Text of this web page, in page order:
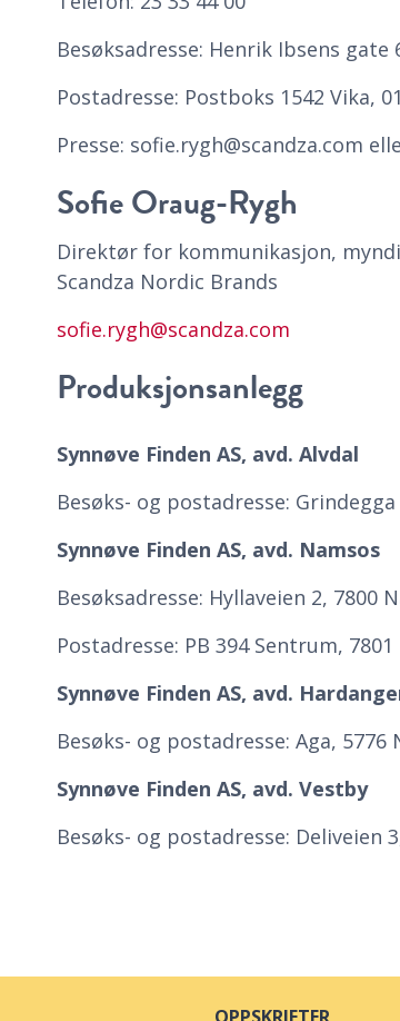
Besøksadresse: Henrik Ibsens gate
Postadresse: Postboks 1542 Vika,
Presse: sofie.rygh@scandza.com
Sofie Oraug-Rygh
Direktør for kommunikasjon,
Scandza Nordic Brands
sofie.rygh@scandza.com
Produksjonsanlegg
Synnøve Finden AS, avd. Alvdal
Besøks- og postadresse: Grindegga
Synnøve Finden AS, avd. Namsos
Besøksadresse: Hyllaveien 2, 7800
Postadresse: PB 394 Sentrum,
Synnøve Finden AS, avd.
Besøks- og postadresse: Aga, 5776
Synnøve Finden AS, avd. Vestby
Besøks- og postadresse: Deliveien